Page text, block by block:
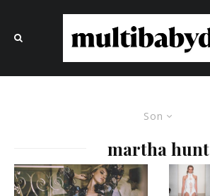
Son
martha hunt